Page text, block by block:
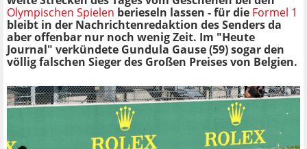
Olympischen Spielen berieseln lassen - für die Formel 1
bleibt in der Nachrichtenredaktion des Senders da
aber offenbar nur noch wenig Zeit. Im "Heute
Journal" verkündete Gundula Gause (59) sogar den
völlig falschen Sieger des Großen Preises von Belgien.